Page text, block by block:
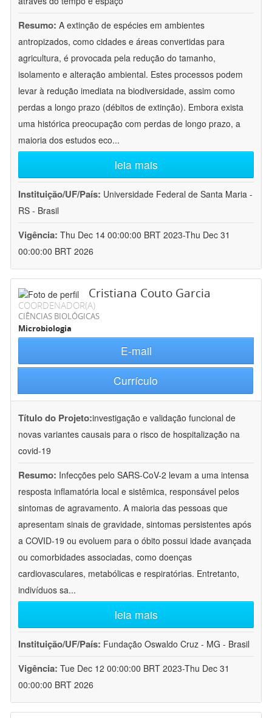
Resumo: A extinção de espécies em ambientes
antropizados, como cidades e áreas convertidas para
agricultura, é provocada pela redução do tamanho,
isolamento e alteração ambiental. Estes processos podem
levar à redução imediata na biodiversidade, assim como
perdas a longo prazo (débitos de extinção). Embora exista
uma histórica preocupação com perdas de longo prazo, a
maioria dos estudos eco...
leia mais
Instituição/UF/País: Universidade Federal de Santa Maria -
RS - Brasil
Vigência: Thu Dec 14 00:00:00 BRT 2023-Thu Dec 31
00:00:00 BRT 2026
Cristiana Couto Garcia
COORDENADOR(A)
CIÊNCIAS BIOLÓGICAS
Microbiologia
E-mail
Currículo
Título do Projeto:investigação e validação funcional de
novas variantes causais para o risco de hospitalização na
covid-19
Resumo: Infecções pelo SARS-CoV-2 levam a uma intensa
resposta inflamatória local e sistêmica, responsável pelos
sintomas de agravamento. A maioria das pessoas que
apresentam sinais de gravidade, sintomas persistentes após
a COVID-19 ou evoluem para o óbito possui idade avançada
ou comorbidades associadas, como doenças
cardiovasculares, metabólicas e respiratórias. Entretanto,
indivíduos sa...
leia mais
Instituição/UF/País: Fundação Oswaldo Cruz - MG - Brasil
Vigência: Tue Dec 12 00:00:00 BRT 2023-Thu Dec 31
00:00:00 BRT 2026